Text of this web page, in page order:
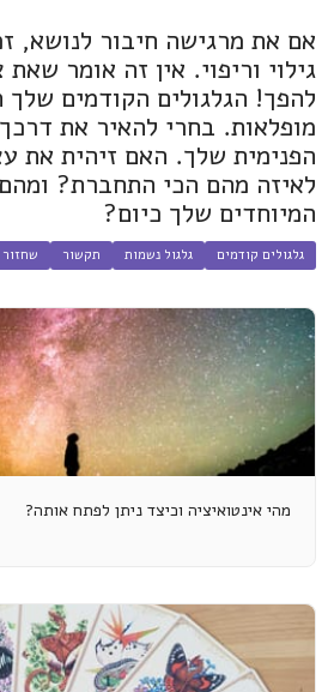
אם את מרגישה חיבור לנושא,
גילוי וריפוי. אין זה אומר
להפך! הגלגולים הקודמים שלך
מופלאות. בחרי להאיר את
הפנימית שלך. האם זיהית את
לאיזה מהם הכי התחברת?
המיוחדים שלך כיום?
גלגולים קודמים גלגול נשמות תקשור שחזור
מהי אינטואיציה וכיצד ניתן לפתח אותה?